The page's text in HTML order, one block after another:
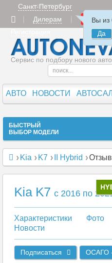
Санкт-Петербург
Вы из
Да
Дилерам Продать
Сервис по подбору нового
АВТО НОВОСТИ
БЫСТРЫЙ
ВЫБОР МОДЕЛИ
Kia K7 II Hybrid
Kia K7 c 2016 по
Характеристики Фото
Новости
Подписаться
ОСАГО